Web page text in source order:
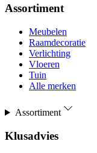
Assortiment
Meubelen
Raamdecoratie
Verlichting
Vloeren
Tuin
Alle merken
Assortiment
Klusadvies